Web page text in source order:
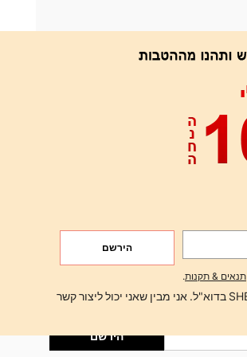
הירשם
הירשם
הירשם
הירשם
תנאים & תקנות.
ברצוני לקבל הצעות בלעדיות וחדשות SHEIN בדוא"ל. אני מבין שאני יכול ליצור קשר